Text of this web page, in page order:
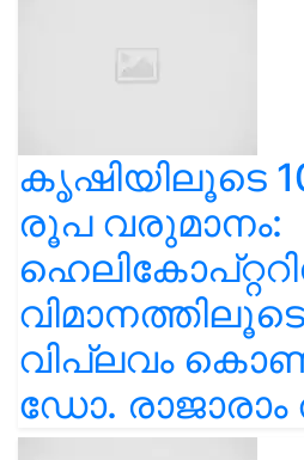
കൃഷിയിലൂടെ
രൂപ വരുമാനം:
വിപ്ലവം
ഡോ. രാജാരാം